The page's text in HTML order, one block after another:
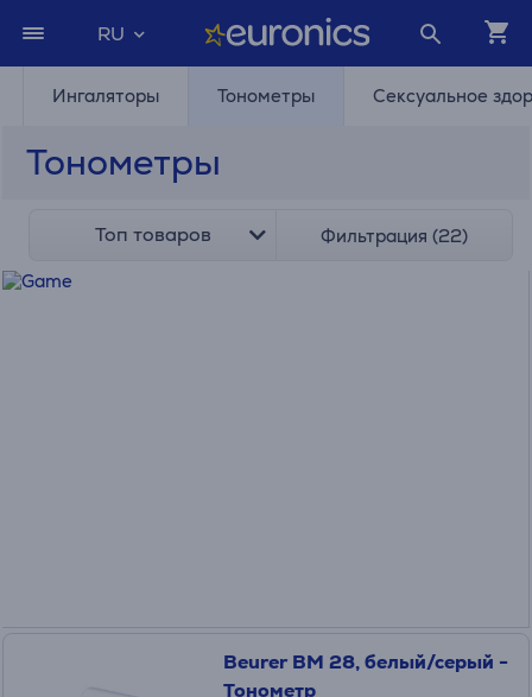
RU
Ингаляторы Тонометры Сексуальное
Тонометры
Топ товаров Фильтрация (22)
Beurer BM 28, белый/серый -
Тонометр